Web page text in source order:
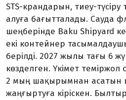
STS-крандарын, тиеу-
алуға бағытталады. Сауда
шеңберінде Baku Shipyard
екі контейнер
берілді. 2027 жылы тағы 6
көздел­ген. Үкімет
2 мың шақырымнан асатын
жаңғыртуға кіріскен.